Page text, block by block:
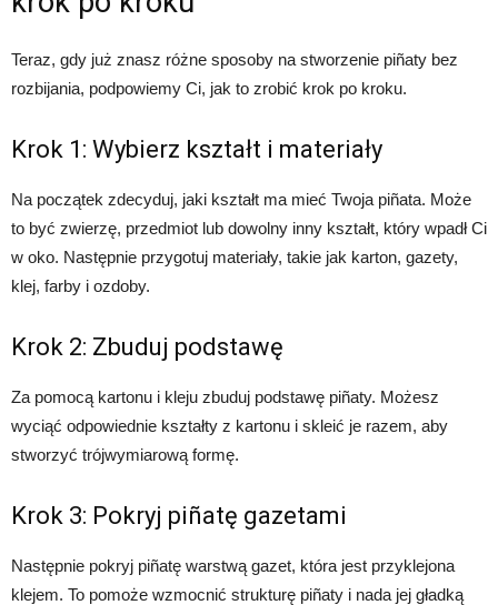
Teraz, gdy już znasz różne sposoby na stworzenie piñaty bez
rozbijania, podpowiemy Ci, jak to zrobić krok po kroku.
Krok 1: Wybierz kształt i materiały
Na początek zdecyduj, jaki kształt ma mieć Twoja piñata. Może
to być zwierzę, przedmiot lub dowolny inny kształt, który wpadł Ci
w oko. Następnie przygotuj materiały, takie jak karton, gazety,
klej, farby i ozdoby.
Krok 2: Zbuduj podstawę
Za pomocą kartonu i kleju zbuduj podstawę piñaty. Możesz
wyciąć odpowiednie kształty z kartonu i skleić je razem, aby
stworzyć trójwymiarową formę.
Krok 3: Pokryj piñatę gazetami
Następnie pokryj piñatę warstwą gazet, która jest przyklejona
klejem. To pomoże wzmocnić strukturę piñaty i nada jej gładką